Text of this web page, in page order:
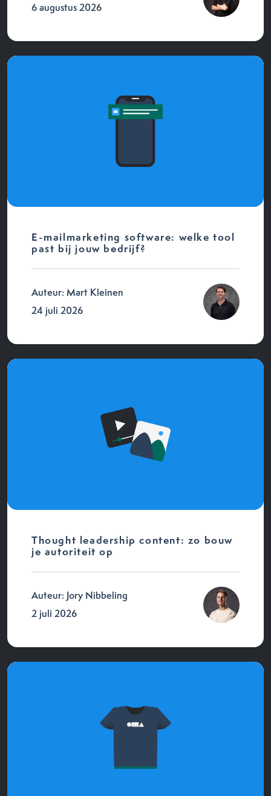
6 augustus 2026
E-mailmarketing software: welke tool
past bij jouw bedrijf?
Auteur: Mart Kleinen
24 juli 2026
Thought leadership content: zo bouw
je autoriteit op
Auteur: Jory Nibbeling
2 juli 2026